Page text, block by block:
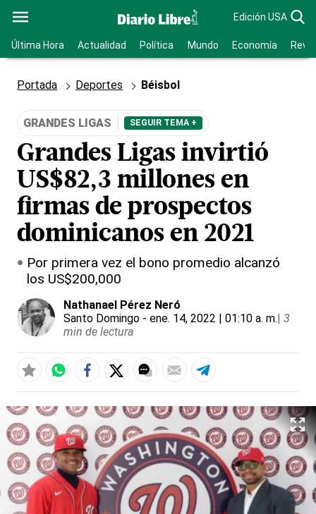
Edición USA
Última Hora Actualidad Política Mundo Economía
Portada Deportes Béisbol
GRANDES LIGAS SEGUIR TEMA +
Grandes Ligas invirtió
US$82,3 millones en
firmas de prospectos
dominicanos en 2021
Por primera vez el bono promedio alcanzó
los US$200,000
Nathanael Pérez Neró
Santo Domingo - ene. 14, 2022 | 01:10 a. m.| 3
min de lectura